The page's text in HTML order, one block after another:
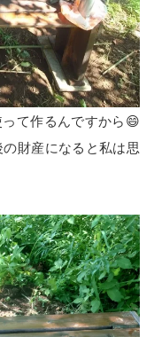
て作るんですから😄
財産になると私は思